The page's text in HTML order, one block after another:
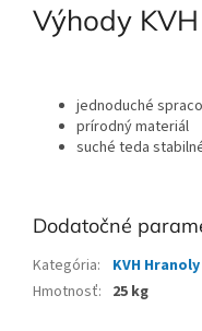
Výhody
jednoduché
prírodný materiál
suché teda
Dodatočné
Kategória:
KVH Hranoly
Hmotnosť: 25 kg